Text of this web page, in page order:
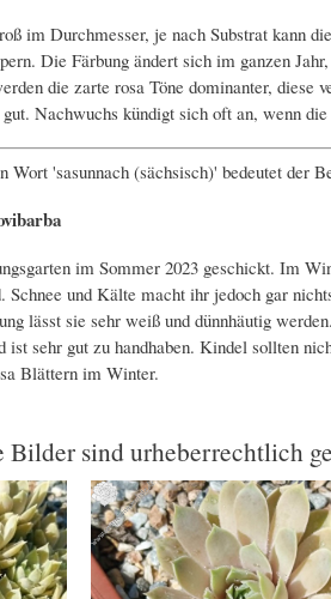
im Durchmesser, je nach Substrat kann
Die Färbung ändert sich im ganzen
die zarte rosa Töne dominanter,
Nachwuchs kündigt sich oft an, wenn
Wort 'sasunnach (sächsisch)' bedeutet
im Sommer 2023 geschickt. Im
Schnee und Kälte macht ihr jedoch gar
lässt sie sehr weiß und dünnhäutig
ist sehr gut zu handhaben. Kindel sollten
Blättern im Winter.
sind urheberrechtlich